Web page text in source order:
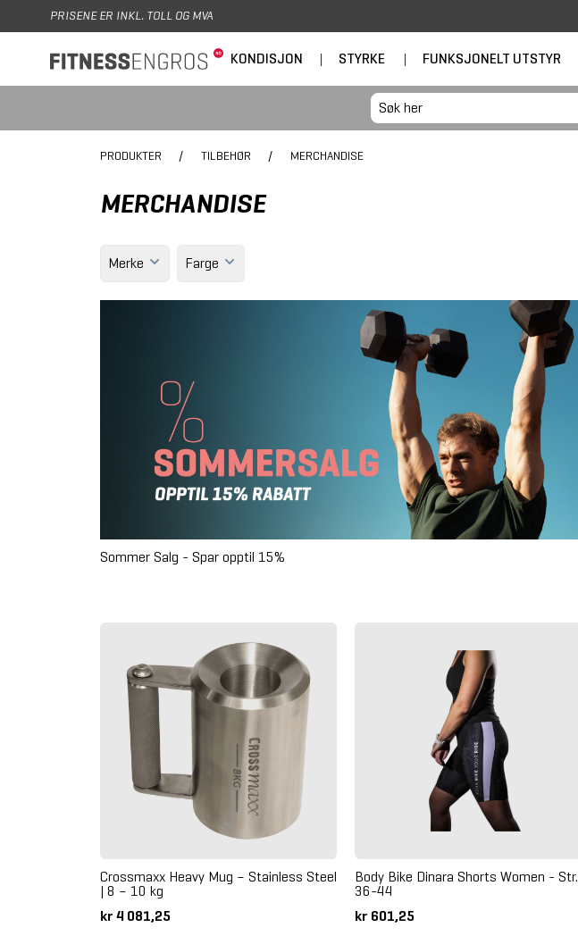
Hopp til hovedinnhold
PRISENE ER INKL. TOLL OG MVA
KONDISJON | STYRKE | FUNKSJONELT UTSTYR
PRODUKTER / TILBEHØR / MERCHANDISE
MERCHANDISE
Merke Farge
Sommer Salg - Spar opptil 15%
Crossmaxx Heavy Mug – Stainless Steel
| 8 – 10 kg
kr 4 081,25
Body Bike Dinara Shorts Women - Str.
36-44
kr 601,25